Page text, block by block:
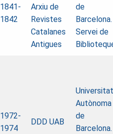
1841-
1842
Arxiu de
Revistes
Catalanes
Antigues
de
Barcelona.
Servei de
1972-
1974
DDD UAB
Universitat
Autònoma
de
Barcelona.